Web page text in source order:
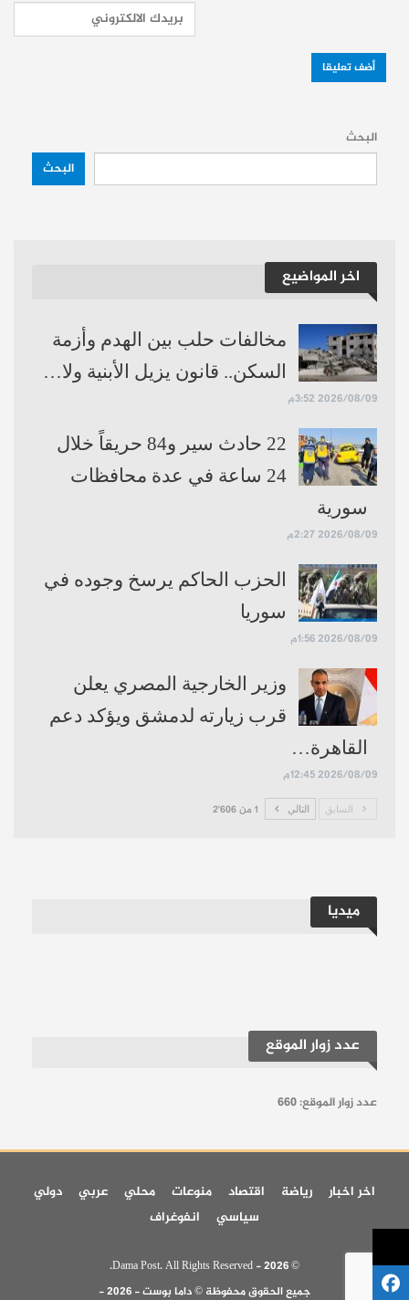
البحث
البحث
اخر المواضيع
مخالفات حلب بين الهدم وأزمة
السكن.. قانون يزيل الأبنية ولا…
2026/08/09 3:52م
22 حادث سير و84 حريقاً خلال
24 ساعة في عدة محافظات
سورية
2026/08/09 2:27م
الحزب الحاكم يرسخ وجوده في
سوريا
2026/08/09 1:56م
وزير الخارجية المصري يعلن
قرب زيارته لدمشق ويؤكد دعم
القاهرة…
2026/08/09 12:45م
السابق التالي 1 من 2٬606
ميديا
عدد زوار الموقع
عدد زوار الموقع:660
اخر اخبار رياضة اقتصاد منوعات محلي عربي
دولي
سياسي
انفوغراف
© 2026 - Dama Post. All Rights Reserved.
جميع الحقوق محفوظة © داما بوست - 2026 -